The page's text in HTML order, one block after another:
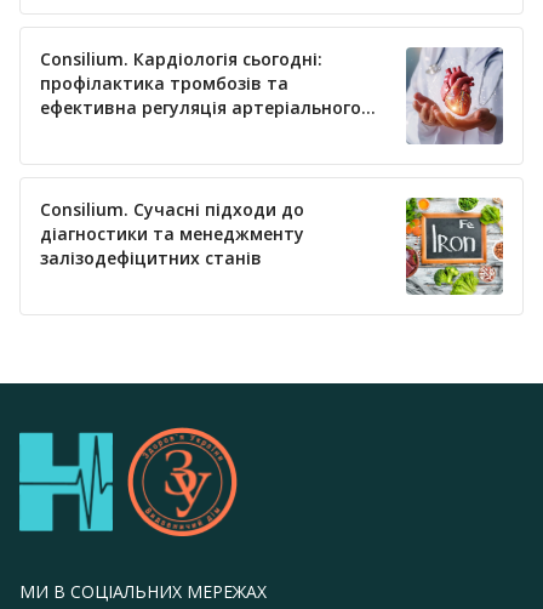
Consilium. Кардіологія сьогодні:
профілактика тромбозів та
ефективна регуляція артеріального
Consilium. Сучасні підходи до
діагностики та менеджменту
залізодефіцитних станів
МИ В СОЦІАЛЬНИХ МЕРЕЖАХ